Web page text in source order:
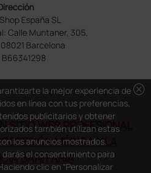
España SL
Calle Muntaner, 305,
08021 Barcelona
B66341298
SITIO WEB PROFESIONAL
MÉDICA Y LA
SANITARIA
cancel
la mejor experiencia de
en línea con tus preferencias,
publicitarios y obtener
también utilizan estas
los anuncios mostrados.
darás el consentimiento para
clic en “Personalizar